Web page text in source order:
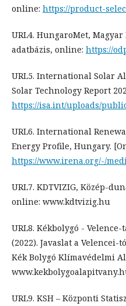
online: https://product-
URL4. HungaroMet,
adatbázis, online: https://
URL5. International Solar
Solar Technology Report
https://isa.int/uploads/
URL6. International
Energy Profile, Hungary.
https://www.irena.org/-/
URL7. KDTVIZIG, Közép-
online: www.kdtvizig.hu
URL8. Kékbolygó -
(2022). Javaslat a
Kék Bolygó Klímavédelmi
URL9. KSH – Központi